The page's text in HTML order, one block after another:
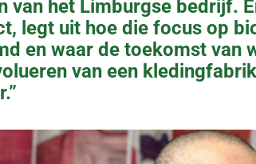
van het Limburgse bedrijf.
legt uit hoe die focus op
en waar de toekomst van
van een